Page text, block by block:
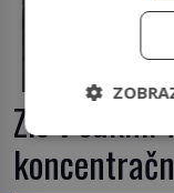
Zlo v sukni.